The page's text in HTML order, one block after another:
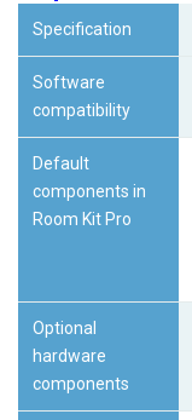
Specification
Software
compatibility
Default
components in
Room Kit Pro
Optional
hardware
components